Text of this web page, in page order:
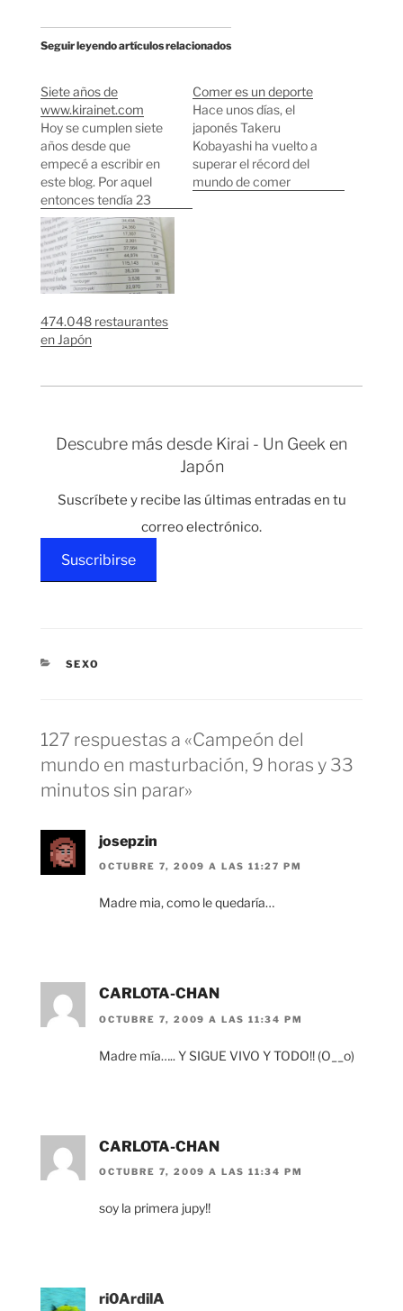
Seguir leyendo artículos relacionados
Siete años de
www.kirainet.com
Hoy se cumplen siete
años desde que
empecé a escribir en
este blog. Por aquel
entonces tendía 23
años, ahora estoy a
punto de cumplir 30.
Durante estos años
han pasado y
cambiado muchas
Internet, en este blog y
en mi vida. Gracias a
Comer es un deporte
Hace unos días, el
japonés Takeru
Kobayashi ha vuelto a
superar el récord del
mundo de comer
474.048 restaurantes
en Japón
Descubre más desde Kirai - Un Geek en
Japón
Suscríbete y recibe las últimas entradas en tu
correo electrónico.
Suscribirse
CATEGORÍAS
SEXO
127 respuestas a «Campeón del
mundo en masturbación, 9 horas y 33
minutos sin parar»
josepzin
OCTUBRE 7, 2009 A LAS 11:27 PM
Madre mia, como le quedaría…
CARLOTA-CHAN
OCTUBRE 7, 2009 A LAS 11:34 PM
Madre mía….. Y SIGUE VIVO Y TODO!! (O__o)
CARLOTA-CHAN
OCTUBRE 7, 2009 A LAS 11:34 PM
soy la primera jupy!!
ri0ArdilA